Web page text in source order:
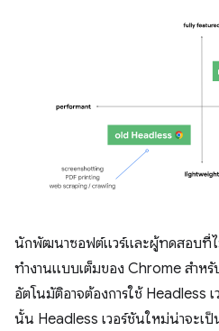
นักพัฒนาซอฟต์แวร์และผู้ทดสอบที่ไ
ทำงานแบบเต็มของ Chrome สำหรั
อัตโนมัติอาจต้องการใช้ Headless
นั้น Headless เวอร์ชันใหม่น่าจะเ